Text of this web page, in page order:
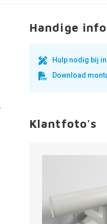
Handige info
Hulp nodig bij
Download
Klantfoto's